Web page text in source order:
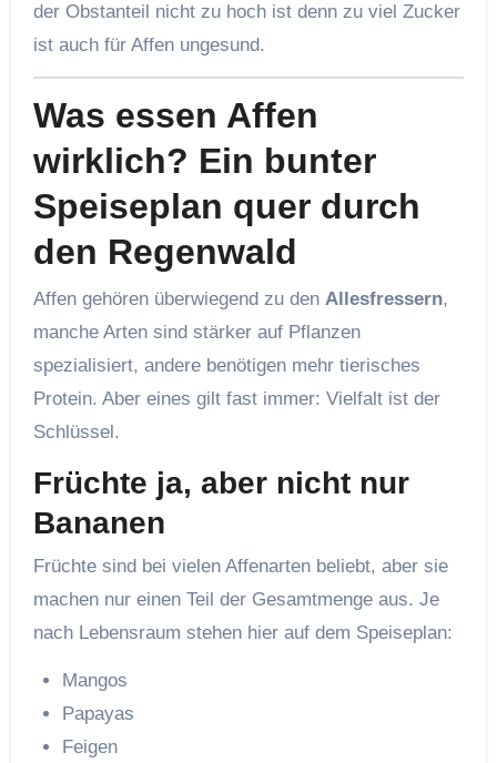
der Obstanteil nicht zu hoch ist denn zu viel Zucker
ist auch für Affen ungesund.
Was essen Affen
wirklich? Ein bunter
Speiseplan quer durch
den Regenwald
Affen gehören überwiegend zu den Allesfressern,
manche Arten sind stärker auf Pflanzen
spezialisiert, andere benötigen mehr tierisches
Protein. Aber eines gilt fast immer: Vielfalt ist der
Schlüssel.
Früchte ja, aber nicht nur
Bananen
Früchte sind bei vielen Affenarten beliebt, aber sie
machen nur einen Teil der Gesamtmenge aus. Je
nach Lebensraum stehen hier auf dem Speiseplan:
Mangos
Papayas
Feigen